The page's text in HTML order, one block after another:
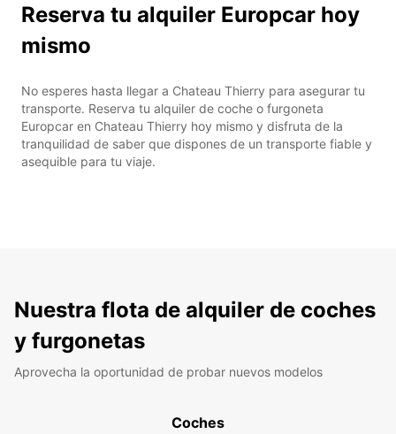
Reserva tu alquiler Europcar hoy
mismo
No esperes hasta llegar a Chateau Thierry para asegurar tu
transporte. Reserva tu alquiler de coche o furgoneta
Europcar en Chateau Thierry hoy mismo y disfruta de la
tranquilidad de saber que dispones de un transporte fiable y
asequible para tu viaje.
Nuestra flota de alquiler de coches
y furgonetas
Aprovecha la oportunidad de probar nuevos modelos
Coches